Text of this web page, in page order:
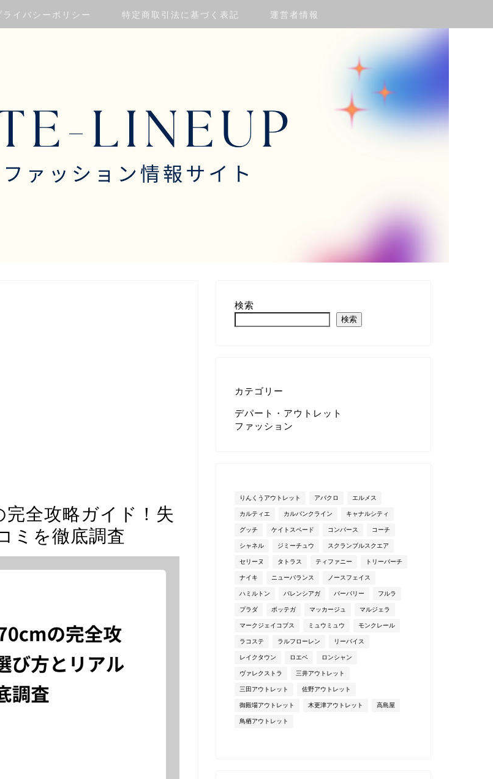
ライバシーポリシー 特定商取引法に基づく表記 運営者情報
全攻略ガイド！失
ミを徹底調査
検索
検索
カテゴリー
デパート・アウトレット
ファッション
りんくうアウトレット アバクロ エルメス
カルティエ カルバンクライン キャナルシティ
グッチ ケイトスペード コンバース コーチ
シャネル ジミーチュウ スクランブルスクエア
セリーヌ タトラス ティファニー トリーバーチ
ナイキ ニューバランス ノースフェイス
ハミルトン バレンシアガ バーバリー フルラ
プラダ ボッテガ マッカージュ マルジェラ
マークジェイコブス ミュウミュウ モンクレール
ラコステ ラルフローレン リーバイス
レイクタウン ロエベ ロンシャン
ヴァレクストラ 三井アウトレット
三田アウトレット 佐野アウトレット
御殿場アウトレット 木更津アウトレット 高島屋
鳥栖アウトレット